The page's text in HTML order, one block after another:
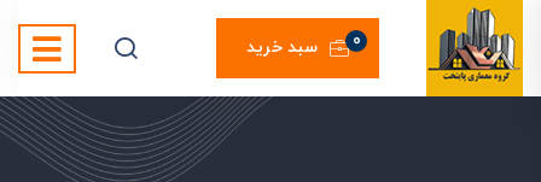
سبد خرید 0